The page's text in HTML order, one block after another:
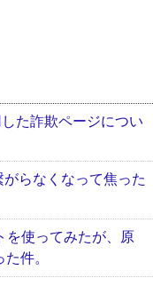
た詐欺ページについ
らなくなって焦った
を使ってみたが、原
件。